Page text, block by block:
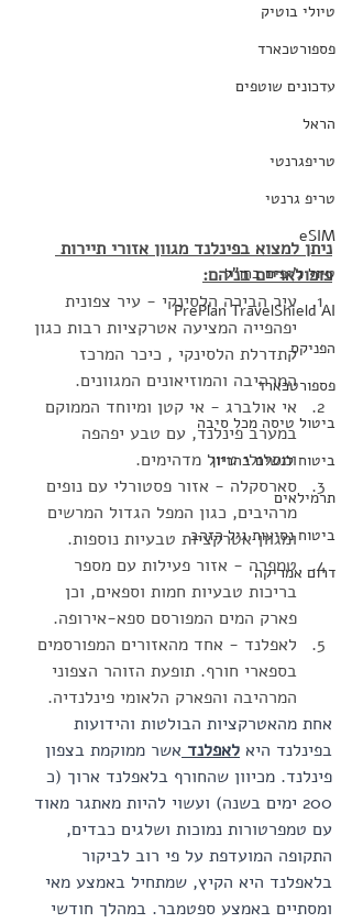
טיולי בוטיק
פספורטכארד
עדכונים שוטפים
הראל
טריפגרנטי
טריפ גרנטי
eSIM
טיול ג'יפים בחו"ל
PrePlan TravelShield AI
הפניקס
פספורטכארד
ביטול טיסה מכל סיבה
ביטוח לנשים בהריון
תרמילאים
ביטוח נסיעות גיל הזהב
דרום אמריקה
ניתן למצוא בפינלנד מגוון אזורי תיירות
פופולאריים בניהם:
עיר הבירה הלסינקי - עיר צפונית
יפהפייה המציעה אטרקציות רבות כגון
קתדרלת הלסינקי , כיכר המרכז
המרהיבה והמוזיאונים המגוונים.
אי אולברג - אי קטן ומיוחד הממוקם
במערב פינלנד, עם טבע יפהפה
ומסלולי טיול מדהימים.
סארסקלה - אזור פסטורלי עם נופים
מרהיבים, כגון המפל הגדול המרשים
ומגוון אטרקציות טבעיות נוספות.
טמפרה - אזור פעילות עם מספר
בריכות טבעיות חמות וספאים, וכן
פארק המים המפורסם ספא-אירופה.
לאפלנד - אחד מהאזורים המפורסמים
בספארי חורף. תופעת הזוהר הצפוני
המרהיבה והפארק הלאומי פינלנדיה.
אחת מהאטרקציות הבולטות והידועות
בפינלנד היא לאפלנד אשר ממוקמת בצפון
פינלנד. מכיוון שהחורף בלאפלנד ארוך (כ
200 ימים בשנה) ועשוי להיות מאתגר מאוד
עם טמפרטורות נמוכות ושלגים כבדים,
התקופה המועדפת על פי רוב לביקור
בלאפלנד היא הקיץ, שמתחיל באמצע מאי
ומסתיים באמצע ספטמבר. במהלך חודשי